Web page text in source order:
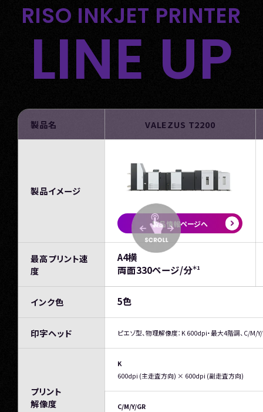
RISO INKJET PRINTER
LINE UP
製品名 VALEZUS T2200
製品イメージ
製品情報ページへ
最高プリント速
度
A4横
両面330ページ/分＊1
インク色 5色
印字ヘッド ピエゾ型、物理解像度：K 600dpi・最大4階調、C/M/
プリント
解像度
K
600dpi (主走査方向) × 600dpi (副走査方向)
C/M/Y/GR